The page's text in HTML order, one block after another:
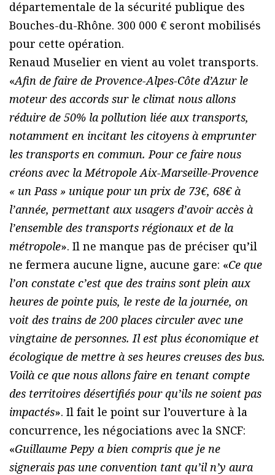
départementale de la sécurité publique des
Bouches-du-Rhône. 300 000 € seront mobilisés
pour cette opération.
Renaud Muselier en vient au volet transports.
«Afin de faire de Provence-Alpes-Côte d’Azur le
moteur des accords sur le climat nous allons
réduire de 50% la pollution liée aux transports,
notamment en incitant les citoyens à emprunter
les transports en commun. Pour ce faire nous
créons avec la Métropole Aix-Marseille-Provence
« un Pass » unique pour un prix de 73€, 68€ à
l’année, permettant aux usagers d’avoir accès à
l’ensemble des transports régionaux et de la
métropole». Il ne manque pas de préciser qu’il
ne fermera aucune ligne, aucune gare: «Ce que
l’on constate c’est que des trains sont plein aux
heures de pointe puis, le reste de la journée, on
voit des trains de 200 places circuler avec une
vingtaine de personnes. Il est plus économique et
écologique de mettre à ses heures creuses des bus.
Voilà ce que nous allons faire en tenant compte
des territoires désertifiés pour qu’ils ne soient pas
impactés». Il fait le point sur l’ouverture à la
concurrence, les négociations avec la SNCF:
«Guillaume Pepy a bien compris que je ne
signerais pas une convention tant qu’il n’y aura